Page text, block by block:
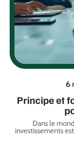
6
Principe et
Dans le
investissements